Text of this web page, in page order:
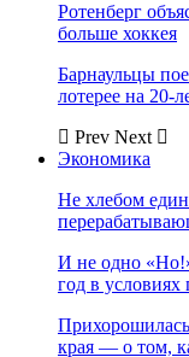
Ротенберг
больше хоккея
Барнаульцы
лотерее на 20-
Prev Next
Экономика
Не хлебом
И не одно
год в
края — о том,